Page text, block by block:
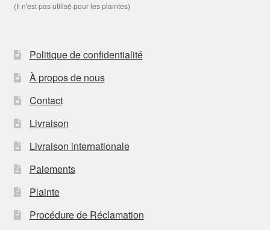
(Il n'est pas utilisé pour les plaintes)
Politique de confidentialité
À propos de nous
Contact
Livraison
Livraison internationale
Paiements
Plainte
Procédure de Réclamation